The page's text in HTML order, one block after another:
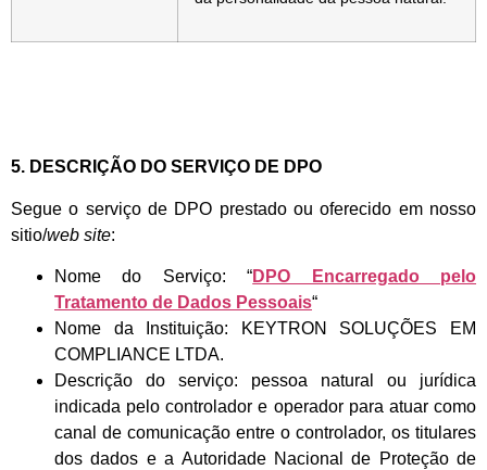
5. DESCRIÇÃO DO SERVIÇO DE DPO
Segue o serviço de DPO prestado ou oferecido em nosso
sitio/web site:
Nome do Serviço: “DPO Encarregado pelo
Tratamento de Dados Pessoais“
Nome da Instituição: KEYTRON SOLUÇÕES EM
COMPLIANCE LTDA.
Descrição do serviço: pessoa natural ou jurídica
indicada pelo controlador e operador para atuar como
canal de comunicação entre o controlador, os titulares
dos dados e a Autoridade Nacional de Proteção de